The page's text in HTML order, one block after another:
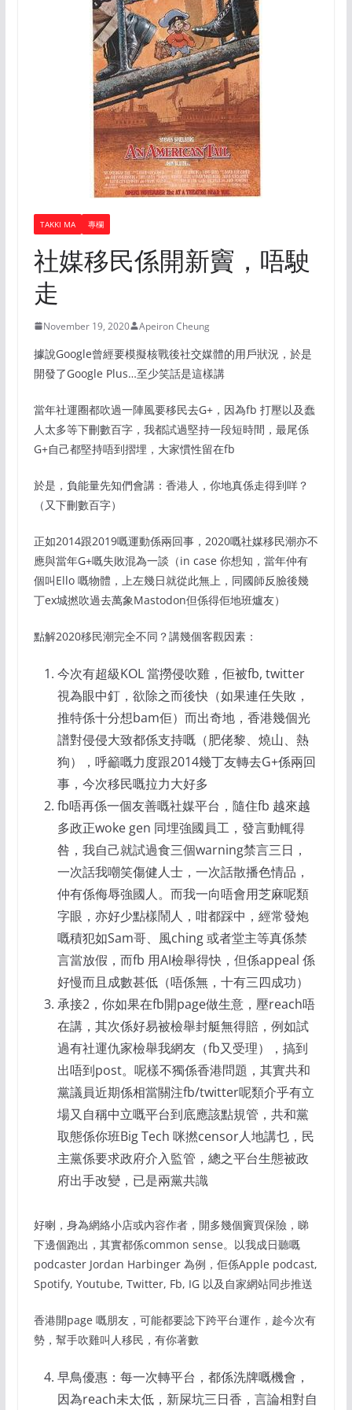
TAKKI MA 專欄
社媒移民係開新竇，唔駛
走
November 19, 2020 Apeiron Cheung
據說Google曾經要模擬核戰後社交媒體的用戶狀況，於是
開發了Google Plus…至少笑話是這樣講
當年社運圈都吹過一陣風要移民去G+，因為fb 打壓以及蠢
人太多等下刪數百字，我都試過堅持一段短時間，最尾係
G+自己都堅持唔到摺埋，大家慣性留在fb
於是，負能量先知們會講：香港人，你地真係走得到咩？
（又下刪數百字）
正如2014跟2019嘅運動係兩回事，2020嘅社媒移民潮亦不
應與當年G+嘅失敗混為一談（in case 你想知，當年仲有
個叫Ello 嘅物體，上左幾日就從此無上，同國師反臉後幾
丁ex城撚吹過去萬象Mastodon但係得佢地班爐友）
點解2020移民潮完全不同？講幾個客觀因素：
今次有超級KOL 當撈侵吹雞，佢被fb, twitter
視為眼中釘，欲除之而後快（如果連任失敗，
推特係十分想bam佢）而出奇地，香港幾個光
譜對侵侵大致都係支持嘅（肥佬黎、燒山、熱
狗），呼籲嘅力度跟2014幾丁友轉去G+係兩回
事，今次移民嘅拉力大好多
fb唔再係一個友善嘅社媒平台，隨住fb 越來越
多政正woke gen 同埋強國員工，發言動輒得
咎，我自己就試過食三個warning禁言三日，
一次話我嘲笑傷健人士，一次話散播色情品，
仲有係侮辱強國人。而我一向唔會用芝麻呢類
字眼，亦好少點樣鬧人，咁都踩中，經常發炮
嘅積犯如Sam哥、風ching 或者堂主等真係禁
言當放假，而fb 用AI檢舉得快，但係appeal 係
好慢而且成數甚低（唔係無，十有三四成功）
承接2，你如果在fb開page做生意，壓reach唔
在講，其次係好易被檢舉封艇無得賠，例如試
過有社運仇家檢舉我網友（fb又受理），搞到
出唔到post。呢樣不獨係香港問題，其實共和
黨議員近期係相當關注fb/twitter呢類介乎有立
場又自稱中立嘅平台到底應該點規管，共和黨
取態係你班Big Tech 咪撚censor人地講乜，民
主黨係要求政府介入監管，總之平台生態被政
府出手改變，已是兩黨共識
好喇，身為網絡小店或內容作者，開多幾個竇買保險，睇
下邊個跑出，其實都係common sense。以我成日聽嘅
podcaster Jordan Harbinger 為例，佢係Apple podcast,
Spotify, Youtube, Twitter, Fb, IG 以及自家網站同步推送
香港開page 嘅朋友，可能都要諗下跨平台運作，趁今次有
勢，幫手吹雞叫人移民，有你著數
早鳥優惠：每一次轉平台，都係洗牌嘅機會，
因為reach未太低，新屎坑三日香，言論相對自